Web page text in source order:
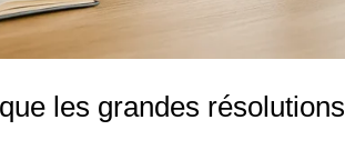
les grandes résolutions